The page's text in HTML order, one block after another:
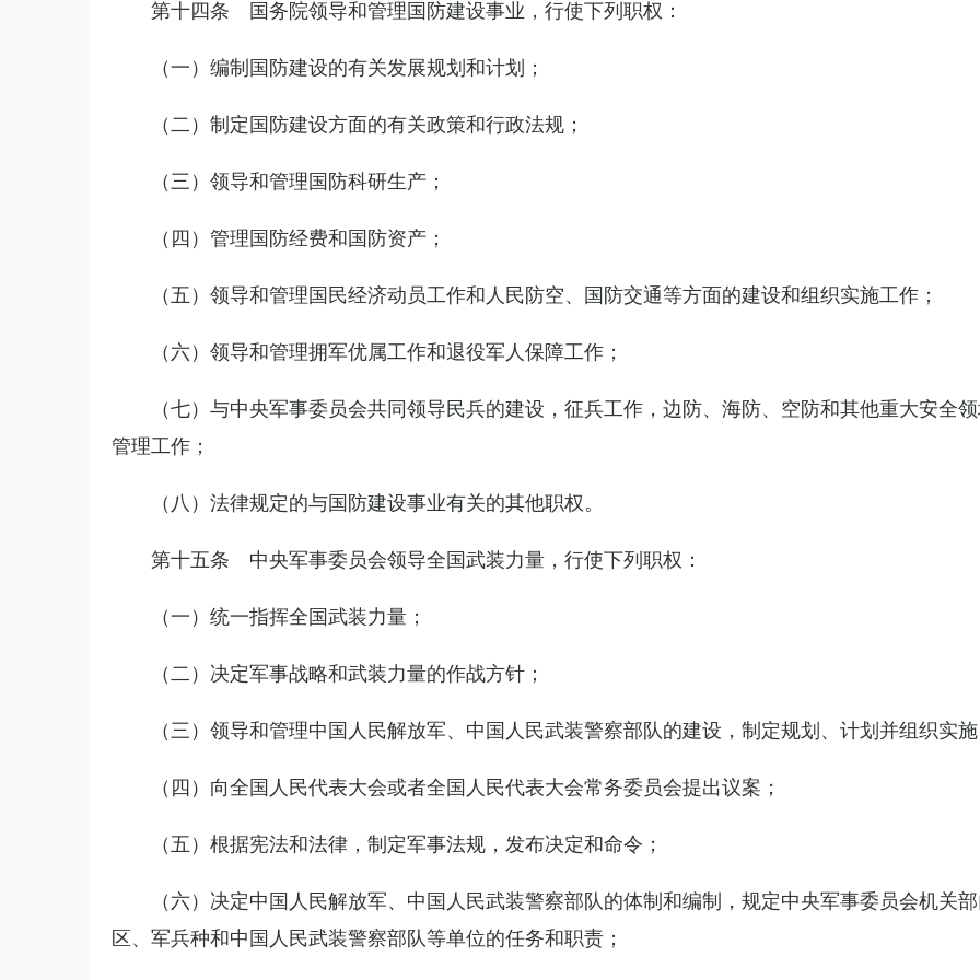
第十四条 国务院领导和管理国防建设事业，行使下列职权：
（一）编制国防建设的有关发展规划和计划；
（二）制定国防建设方面的有关政策和行政法规；
（三）领导和管理国防科研生产；
（四）管理国防经费和国防资产；
（五）领导和管理国民经济动员工作和人民防空、国防交通等方面的建设和组织实施工作；
（六）领导和管理拥军优属工作和退役军人保障工作；
（七）与中央军事委员会共同领导民兵的建设，征兵工作，边防、海防、空防和其他重大安全
管理工作；
（八）法律规定的与国防建设事业有关的其他职权。
第十五条 中央军事委员会领导全国武装力量，行使下列职权：
（一）统一指挥全国武装力量；
（二）决定军事战略和武装力量的作战方针；
（三）领导和管理中国人民解放军、中国人民武装警察部队的建设，制定规划、计划并组织实
（四）向全国人民代表大会或者全国人民代表大会常务委员会提出议案；
（五）根据宪法和法律，制定军事法规，发布决定和命令；
（六）决定中国人民解放军、中国人民武装警察部队的体制和编制，规定中央军事委员会机关
区、军兵种和中国人民武装警察部队等单位的任务和职责；